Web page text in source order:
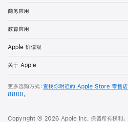
商务应用
教育应用
Apple 价值观
关于 Apple
更多选购方式：查找你附近的 Apple Store 零售店
8800。
Copyright © 2026 Apple Inc. 保留所有权利。